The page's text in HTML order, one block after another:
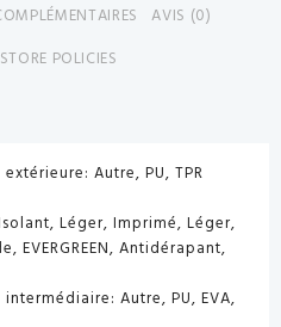
AVIS (0)
STORE POLICIES
Autre, PU, ​​TPR
Léger, Imprimé, Léger,
EVERGREEN, Antidérapant,
Autre, PU, ​​EVA,